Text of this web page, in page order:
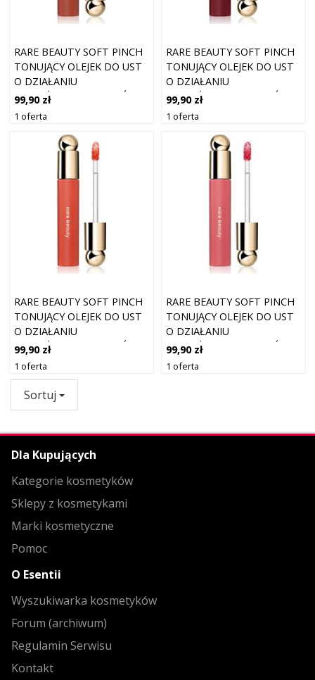
RARE BEAUTY SOFT PINCH
TONUJĄCY OLEJEK DO UST
O DZIAŁANIU
NAWILŻAJĄCYM ODCIEŃ
HONESTY 3 ML
99,90 zł
1 oferta
RARE BEAUTY SOFT PINCH
TONUJĄCY OLEJEK DO UST
O DZIAŁANIU
NAWILŻAJĄCYM ODCIEŃ
AFFECTION 3 ML
99,90 zł
1 oferta
RARE BEAUTY SOFT PINCH
TONUJĄCY OLEJEK DO UST
O DZIAŁANIU
NAWILŻAJĄCYM ODCIEŃ JOY
3 ML
99,90 zł
1 oferta
RARE BEAUTY SOFT PINCH
TONUJĄCY OLEJEK DO UST
O DZIAŁANIU
NAWILŻAJĄCYM ODCIEŃ
HOPE 3 ML
99,90 zł
1 oferta
Sortuj
Dla Kupujących
Kategorie kosmetyków
Sklepy z kosmetykami
Marki kosmetyczne
Pomoc
O Esentii
Wyszukiwarka kosmetyków
Forum (archiwum)
Regulamin Serwisu
Kontakt